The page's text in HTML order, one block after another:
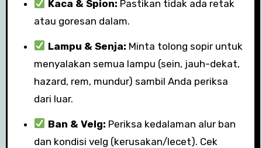
Kaca & Spion: Pastikan tidak ada retak
atau goresan dalam.
Lampu & Senja: Minta tolong sopir untuk
menyalakan semua lampu (sein, jauh-dekat,
hazard, rem, mundur) sambil Anda periksa
dari luar.
Ban & Velg: Periksa kedalaman alur ban
dan kondisi velg (kerusakan/lecet). Cek